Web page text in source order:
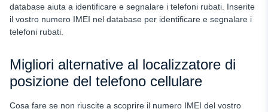
database aiuta a identificare e segnalare i telefoni rubati. Inserite
il vostro numero IMEI nel database per identificare e segnalare i
telefoni rubati.
Migliori alternative al localizzatore di
posizione del telefono cellulare
Cosa fare se non riuscite a scoprire il numero IMEI del vostro